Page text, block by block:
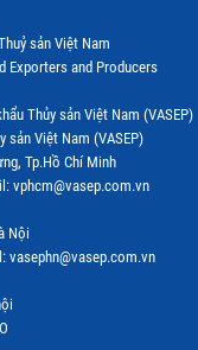
sản Việt Nam
Exporters and Producers
Thủy sản Việt Nam (VASEP)
sản Việt Nam (VASEP)
Tp.Hồ Chí Minh
vphcm@vasep.com.vn
Nội
vasephn@vasep.com.vn